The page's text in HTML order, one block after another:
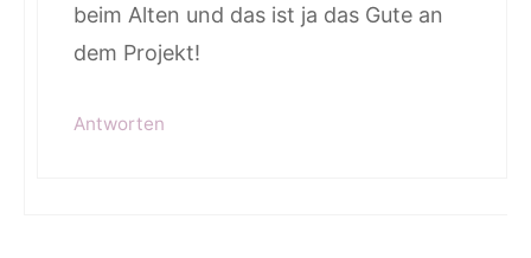
beim Alten und das ist ja das Gute an
dem Projekt!
Antworten